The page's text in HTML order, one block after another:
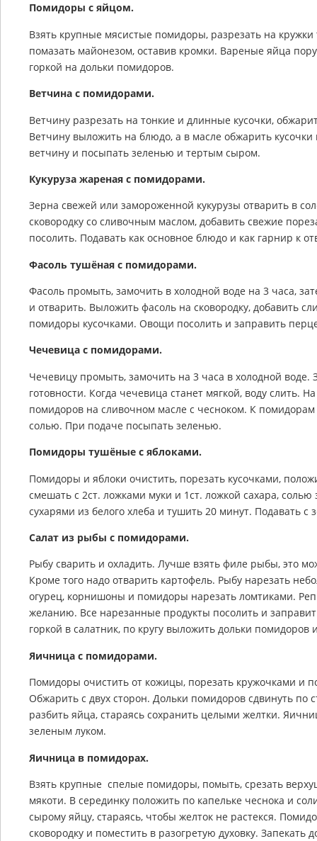
Помидоры с яйцом.
Взять крупные мясистые помидоры, разрезать на
помазать майонезом, оставив кромки. Вареные яйца
горкой на дольки помидоров.
Ветчина с помидорами.
Ветчину разрезать на тонкие и длинные кусочки,
Ветчину выложить на блюдо, а в масле обжарить
ветчину и посыпать зеленью и тертым сыром.
Кукуруза жареная с помидорами.
Зерна свежей или замороженной кукурузы отварить в
сковородку со сливочным маслом, добавить свежие
посолить. Подавать как основное блюдо и как гарнир к
Фасоль тушёная с помидорами.
Фасоль промыть, замочить в холодной воде на 3 часа,
и отварить. Выложить фасоль на сковородку, добавить
помидоры кусочками. Овощи посолить и заправить
Чечевица с помидорами.
Чечевицу промыть, замочить на 3 часа в холодной воде.
готовности. Когда чечевица станет мягкой, воду слить.
помидоров на сливочном масле с чесноком. К
солью. При подаче посыпать зеленью.
Помидоры тушёные с яблоками.
Помидоры и яблоки очистить, порезать кусочками,
смешать с 2ст. ложками муки и 1ст. ложкой сахара,
сухарями из белого хлеба и тушить 20 минут. Подавать с
Салат из рыбы с помидорами.
Рыбу сварить и охладить. Лучше взять филе рыбы, это
Кроме того надо отварить картофель. Рыбу нарезать
огурец, корнишоны и помидоры нарезать ломтиками.
желанию. Все нарезанные продукты посолить и
горкой в салатник, по кругу выложить дольки
Яичница с помидорами.
Помидоры очистить от кожицы, порезать кружочками и
Обжарить с двух сторон. Дольки помидоров сдвинуть по
разбить яйца, стараясь сохранить целыми желтки.
зеленым луком.
Яичница в помидорах.
Взять крупные спелые помидоры, помыть, срезать
мякоти. В серединку положить по капельке чеснока и
сырому яйцу, стараясь, чтобы желток не растекся.
сковородку и поместить в разогретую духовку. Запекать